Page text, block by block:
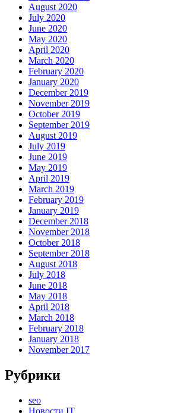
August 2020
July 2020
June 2020
May 2020
April 2020
March 2020
February 2020
January 2020
December 2019
November 2019
October 2019
September 2019
August 2019
July 2019
June 2019
May 2019
April 2019
March 2019
February 2019
January 2019
December 2018
November 2018
October 2018
September 2018
August 2018
July 2018
June 2018
May 2018
April 2018
March 2018
February 2018
January 2018
November 2017
Рубрики
seo
Новости IT